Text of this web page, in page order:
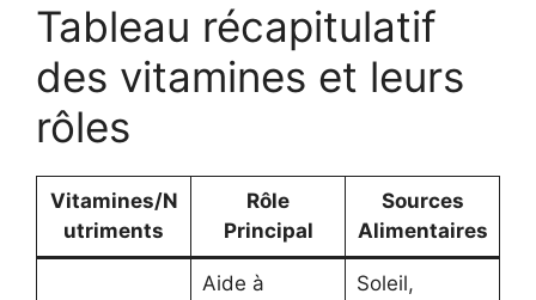
Tableau récapitulatif
des vitamines et leurs
rôles
Vitamines/N
utriments
Rôle
Principal
Sources
Alimentaires
Aide à
Soleil,